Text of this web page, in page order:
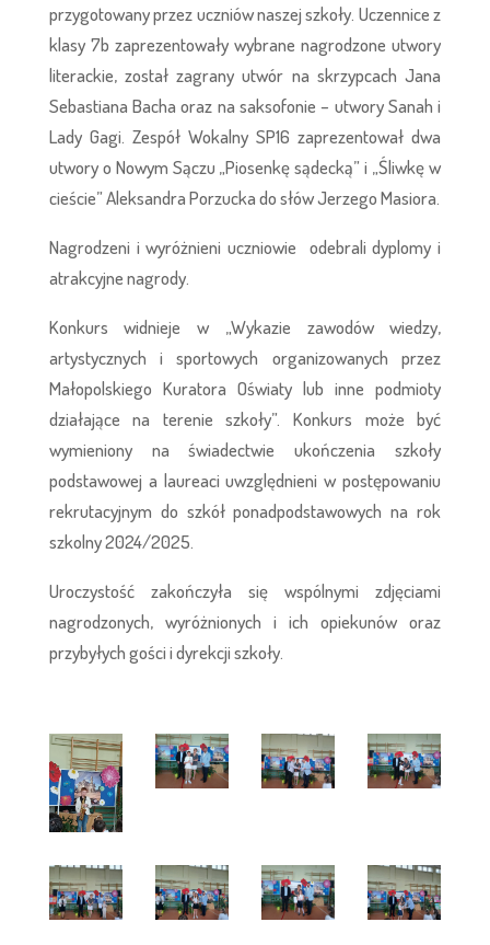
przygotowany przez uczniów naszej szkoły. Uczennice z
klasy 7b zaprezentowały wybrane nagrodzone utwory
literackie, został zagrany utwór na skrzypcach Jana
Sebastiana Bacha oraz na saksofonie – utwory Sanah i
Lady Gagi. Zespół Wokalny SP16 zaprezentował dwa
utwory o Nowym Sączu „Piosenkę sądecką” i „Śliwkę w
cieście” Aleksandra Porzucka do słów Jerzego Masiora.
Nagrodzeni i wyróżnieni uczniowie odebrali dyplomy i
atrakcyjne nagrody.
Konkurs widnieje w „Wykazie zawodów wiedzy,
artystycznych i sportowych organizowanych przez
Małopolskiego Kuratora Oświaty lub inne podmioty
działające na terenie szkoły”. Konkurs może być
wymieniony na świadectwie ukończenia szkoły
podstawowej a laureaci uwzględnieni w postępowaniu
rekrutacyjnym do szkół ponadpodstawowych na rok
szkolny 2024/2025.
Uroczystość zakończyła się wspólnymi zdjęciami
nagrodzonych, wyróżnionych i ich opiekunów oraz
przybyłych gości i dyrekcji szkoły.